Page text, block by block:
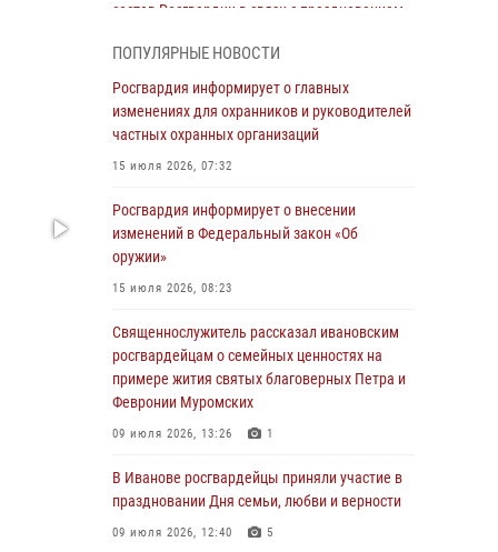
состав Росгвардии в связи с празднованием
В Иванове росгвардейцы оказали помощь
пожилому мужчине, которому стало плохо во
В Иванове личный состав Росгвардии принял
участие в торжественных мероприятиях,
02 августа 2026, 11:46 13
Мероприятия в рамках акции «Каникулы с
Росгвардией» продолжаются в Ивановской
В Ивановской области при содействии
Росгвардии задержаны подозреваемые в
ПОПУЛЯРНЫЕ НОВОСТИ
Росгвардия информирует о главных
изменениях для охранников и руководителей
частных охранных организаций
15 июля 2026, 07:32
Росгвардия информирует о внесении
изменений в Федеральный закон «Об
оружии»
15 июля 2026, 08:23
Священнослужитель рассказал ивановским
росгвардейцам о семейных ценностях на
примере жития святых благоверных Петра и
Февронии Муромских
09 июля 2026, 13:26 1
В Иванове росгвардейцы приняли участие в
праздновании Дня семьи, любви и верности
09 июля 2026, 12:40 5